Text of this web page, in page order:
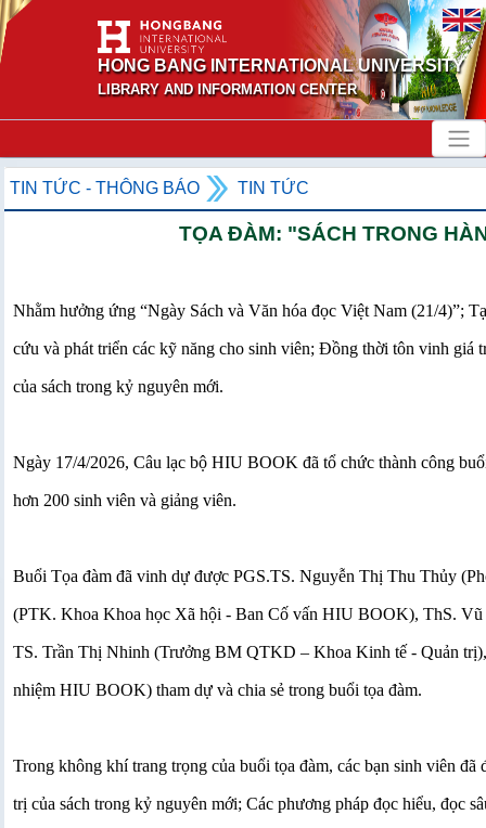
HONG BANG INTERNATIONAL UNIVERSITY
LIBRARY AND INFORMATION CENTER
TIN TỨC - THÔNG BÁO TIN TỨC
TỌA ĐÀM: "SÁCH TRONG
Nhằm hưởng ứng “Ngày Sách và Văn hóa đọc Việt Nam (21/4)”;
cứu và phát triển các kỹ năng cho sinh viên; Đồng thời tôn vinh giá
của sách trong kỷ nguyên mới.
Ngày 17/4/2026, Câu lạc bộ HIU BOOK đã tổ chức thành công
hơn 200 sinh viên và giảng viên.
Buổi Tọa đàm đã vinh dự được PGS.TS. Nguyễn Thị Thu Thủy
(PTK. Khoa Khoa học Xã hội - Ban Cố vấn HIU BOOK), ThS.
TS. Trần Thị Nhinh (Trưởng BM QTKD – Khoa Kinh tế - Quản
nhiệm HIU BOOK) tham dự và chia sẻ trong buổi tọa đàm.
Trong không khí trang trọng của buổi tọa đàm, các bạn sinh viên
trị của sách trong kỷ nguyên mới; Các phương pháp đọc hiểu, đọc